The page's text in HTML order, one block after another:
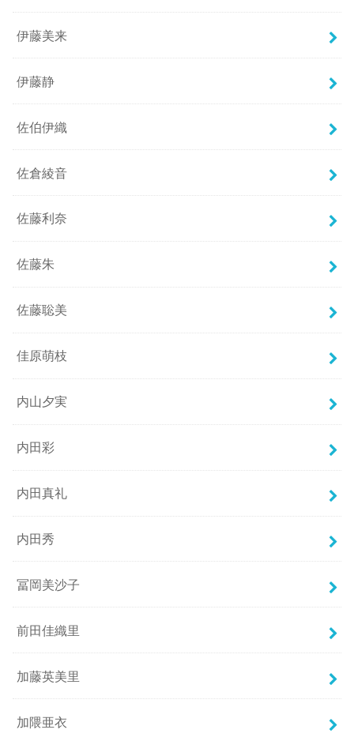
伊藤美来
伊藤静
佐伯伊織
佐倉綾音
佐藤利奈
佐藤朱
佐藤聡美
佳原萌枝
内山夕実
内田彩
内田真礼
内田秀
冨岡美沙子
前田佳織里
加藤英美里
加隈亜衣